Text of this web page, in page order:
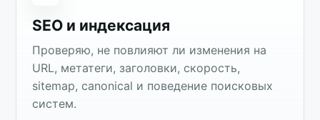
SEO и индексация
Проверяю, не повлияют ли изменения на
URL, метатеги, заголовки, скорость,
sitemap, canonical и поведение поисковых
систем.